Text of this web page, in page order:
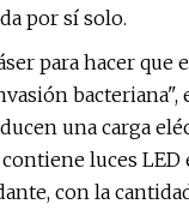
por sí solo.
para hacer
una carga
luces LED
con la